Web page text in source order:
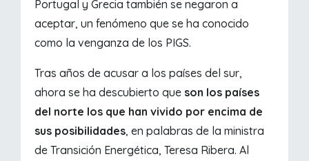
Portugal y Grecia también se negaron a
aceptar, un fenómeno que se ha conocido
como la venganza de los PIGS.
Tras años de acusar a los países del sur,
ahora se ha descubierto que son los países
del norte los que han vivido por encima de
sus posibilidades, en palabras de la ministra
de Transición Energética, Teresa Ribera. Al